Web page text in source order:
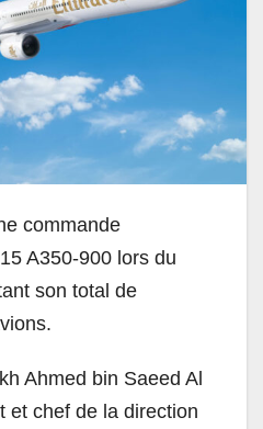
commande
A350-900 lors du
son total de
Ahmed bin Saeed Al
et chef de la direction